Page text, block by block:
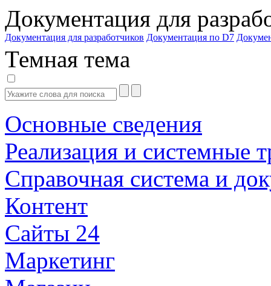
Документация для
Документация для разработчиков Документация по D7
Темная тема
Основные сведения
Реализация и системные
Справочная система и
Контент
Сайты 24
Маркетинг